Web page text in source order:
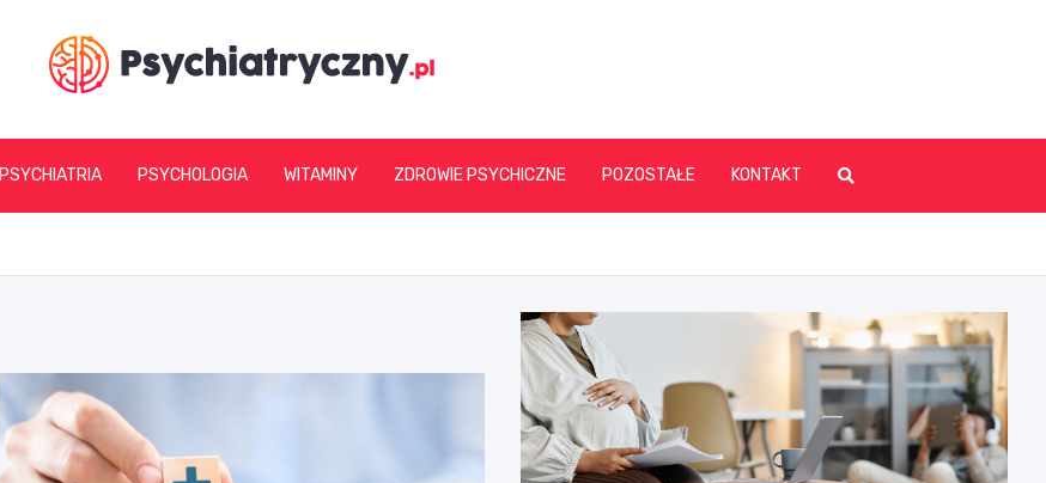
psychiatryczny.pl
PSYCHIATRIA PSYCHOLOGIA WITAMINY ZDROWIE PSYCHICZNE POZOSTAŁE KONTAKT